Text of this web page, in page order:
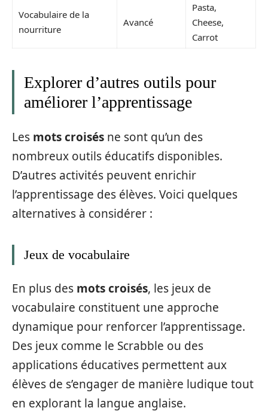
Vocabulaire de la
nourriture
Avancé
Pasta,
Cheese,
Carrot
Explorer d’autres outils pour
améliorer l’apprentissage
Les mots croisés ne sont qu’un des
nombreux outils éducatifs disponibles.
D’autres activités peuvent enrichir
l’apprentissage des élèves. Voici quelques
alternatives à considérer :
Jeux de vocabulaire
En plus des mots croisés, les jeux de
vocabulaire constituent une approche
dynamique pour renforcer l’apprentissage.
Des jeux comme le Scrabble ou des
applications éducatives permettent aux
élèves de s’engager de manière ludique tout
en explorant la langue anglaise.